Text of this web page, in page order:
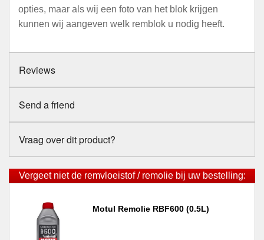
opties, maar als wij een foto van het blok krijgen
kunnen wij aangeven welk remblok u nodig heeft.
Reviews
Send a friend
Vraag over dit product?
Vergeet niet de remvloeistof / remolie bij uw bestelling:
Motul Remolie RBF600 (0.5L)